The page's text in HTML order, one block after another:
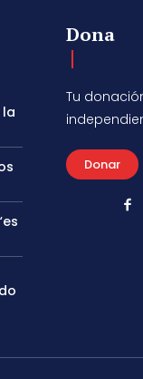
Dona
Tu
Donar